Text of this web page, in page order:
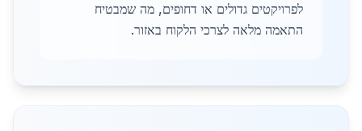
לפרויקטים גדולים או דחופים, מה שמבטיח
התאמה מלאה לצרכי הלקוח באזור.